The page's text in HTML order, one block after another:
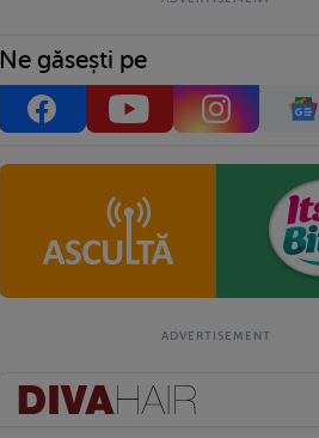
Ne găsești pe